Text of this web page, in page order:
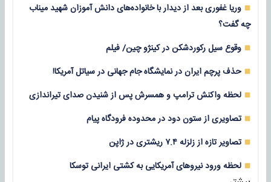
وریا غفوری بعد از دیدار با خانواده‌های دانش آموزان شهید میناب
چه گفت؟
وقوع سیل رکوردشکن در کینژو چین/ فیلم
حذف پرچم ایران در نمایشگاه جام جهانی در سیاتل آمریکا!
لحظه واکنش ترامپ و همسرش پس از شنیدن صدای تیراندازی
تصاویری از ستون دود در محدوده فرودگاه پیام
تصاویر تازه از زلزله‌ ۷.۴ ریشتری در ژاپن
لحظه ورود نیروهای آمریکایی به کشتی ایرانی توسکا